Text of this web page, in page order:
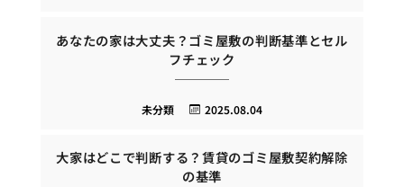
あなたの家は大丈夫？ゴミ屋敷の判断基準とセル
フチェック
2025.08.04
未分類
大家はどこで判断する？賃貸のゴミ屋敷契約解除
の基準